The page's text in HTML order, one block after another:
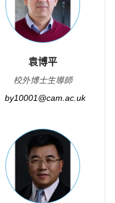
袁博平
校外博士生導師
by10001@cam.ac.uk